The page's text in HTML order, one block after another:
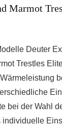
Marmot
Deuter
Trestles
bei der Wahl
individuelle